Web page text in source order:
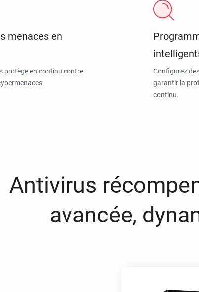
menaces en
protège en continu contre
Configurez
garantir la
continu.
Antivirus
avancée,